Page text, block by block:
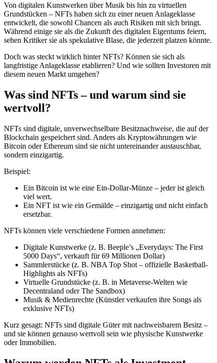
Von digitalen Kunstwerken über Musik bis hin zu virtuellen
Grundstücken – NFTs haben sich zu einer neuen Anlageklasse
entwickelt, die sowohl Chancen als auch Risiken mit sich bringt.
Während einige sie als die Zukunft des digitalen Eigentums feiern,
sehen Kritiker sie als spekulative Blase, die jederzeit platzen könnte.
Doch was steckt wirklich hinter NFTs? Können sie sich als
langfristige Anlageklasse etablieren? Und wie sollten Investoren mit
diesem neuen Markt umgehen?
Was sind NFTs – und warum sind sie
wertvoll?
NFTs sind digitale, unverwechselbare Besitznachweise, die auf der
Blockchain gespeichert sind. Anders als Kryptowährungen wie
Bitcoin oder Ethereum sind sie nicht untereinander austauschbar,
sondern einzigartig.
Beispiel:
Ein Bitcoin ist wie eine Ein-Dollar-Münze – jeder ist gleich
viel wert.
Ein NFT ist wie ein Gemälde – einzigartig und nicht einfach
ersetzbar.
NFTs können viele verschiedene Formen annehmen:
Digitale Kunstwerke (z. B. Beeple’s „Everydays: The First
5000 Days“, verkauft für 69 Millionen Dollar)
Sammlerstücke (z. B. NBA Top Shot – offizielle Basketball-
Highlights als NFTs)
Virtuelle Grundstücke (z. B. in Metaverse-Welten wie
Decentraland oder The Sandbox)
Musik & Medienrechte (Künstler verkaufen ihre Songs als
exklusive NFTs)
Kurz gesagt: NFTs sind digitale Güter mit nachweisbarem Besitz –
und sie können genauso wertvoll sein wie physische Kunstwerke
oder Immobilien.